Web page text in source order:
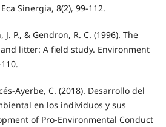
Sinergia, 8(2), 99-112.
P., & Gendron, R. C. (1996). The
litter: A field study. Environment
Ayerbe, C. (2018). Desarrollo del
en los individuos y sus
of Pro-Environmental Conduct